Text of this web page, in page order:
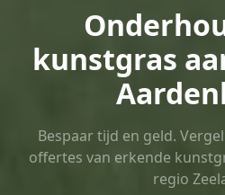
kunstgras
Bespaar tijd en geld.
offertes van erkende
regio